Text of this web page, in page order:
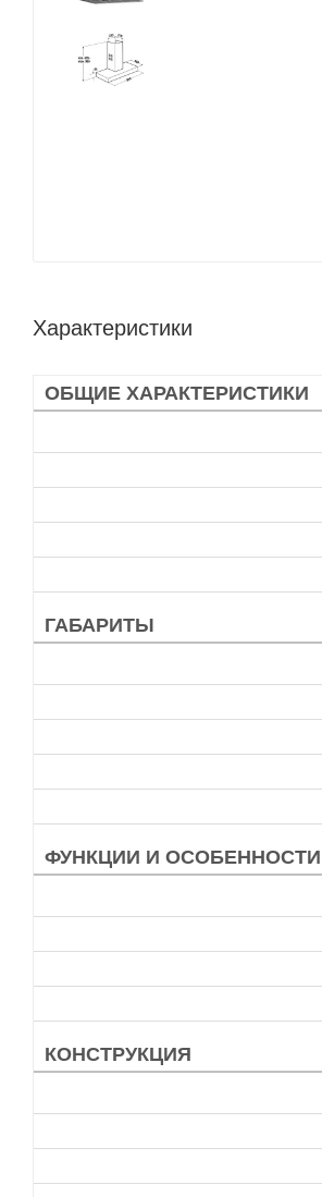
Характеристики
ОБЩИЕ ХАРАКТЕРИСТИКИ
ГАБАРИТЫ
ФУНКЦИИ И ОСОБЕННОСТИ
КОНСТРУКЦИЯ